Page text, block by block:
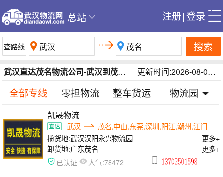
总站 注册|登录
搜索
更新时间:2026-08-06 23:03:01
武汉直达茂名物流公司-武汉到茂名物流专线-武汉到茂名物流运费在线查询/每日更新
全部专线 零担物流 整车货运 物流园
凯晟物流
武汉
茂名,中山,东莞,深圳,阳江,潮州,江门
揽货地:武汉汉阳永兴物流园
更多+
卸货地:广东茂名 更多+
已认证 人气:78472